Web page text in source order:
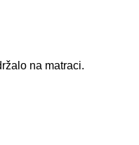
na matraci.